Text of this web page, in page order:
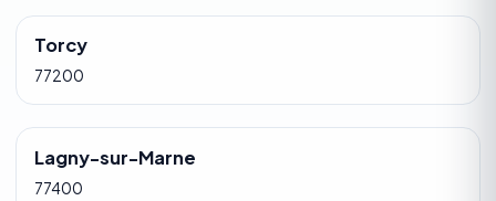
Torcy
77200
Lagny-sur-Marne
77400